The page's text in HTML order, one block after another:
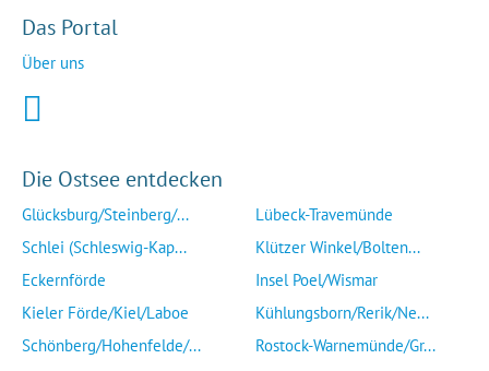
Das Portal
Über uns
Die Ostsee entdecken
Glücksburg/Steinberg/...
Schlei (Schleswig-Kap...
Eckernförde
Kieler Förde/Kiel/Laboe
Schönberg/Hohenfelde/...
Lübeck-Travemünde
Klützer Winkel/Bolten...
Insel Poel/Wismar
Kühlungsborn/Rerik/Ne...
Rostock-Warnemünde/Gr...